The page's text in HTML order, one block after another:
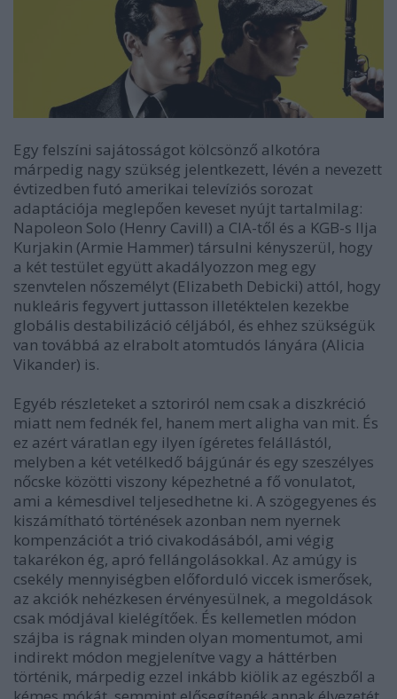
Egy felszíni sajátosságot kölcsönző alkotóra
márpedig nagy szükség jelentkezett, lévén a nevezett
évtizedben futó amerikai televíziós sorozat
adaptációja meglepően keveset nyújt tartalmilag:
Napoleon Solo (Henry Cavill) a CIA-től és a KGB-s Ilja
Kurjakin (Armie Hammer) társulni kényszerül, hogy
a két testület együtt akadályozzon meg egy
szenvtelen nőszemélyt (Elizabeth Debicki) attól, hogy
nukleáris fegyvert juttasson illetéktelen kezekbe
globális destabilizáció céljából, és ehhez szükségük
van továbbá az elrabolt atomtudós lányára (Alicia
Vikander) is.
Egyéb részleteket a sztoriról nem csak a diszkréció
miatt nem fednék fel, hanem mert aligha van mit. És
ez azért váratlan egy ilyen ígéretes felállástól,
melyben a két vetélkedő bájgúnár és egy szeszélyes
nőcske közötti viszony képezhetné a fő vonulatot,
ami a kémesdivel teljesedhetne ki. A szögegyenes és
kiszámítható történések azonban nem nyernek
kompenzációt a trió civakodásából, ami végig
takarékon ég, apró fellángolásokkal. Az amúgy is
csekély mennyiségben előforduló viccek ismerősek,
az akciók nehézkesen érvényesülnek, a megoldások
csak módjával kielégítőek. És kellemetlen módon
szájba is rágnak minden olyan momentumot, ami
indirekt módon megjelenítve vagy a háttérben
történik, márpedig ezzel inkább kiölik az egészből a